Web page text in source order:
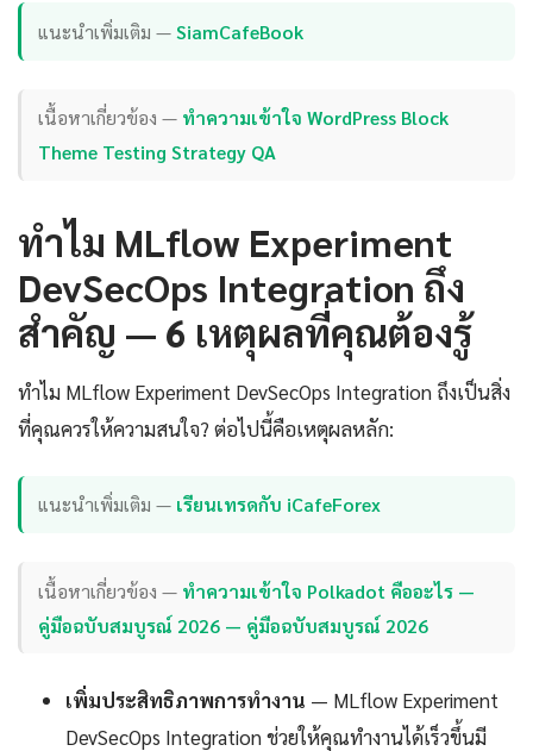
แนะนำเพิ่มเติม —SiamCafeBook
เนื้อหาเกี่ยวข้อง — ทำความเข้าใจ WordPress Block
Theme Testing Strategy QA
ทำไม MLflow Experiment
DevSecOps Integration ถึง
สำคัญ — 6 เหตุผลที่คุณต้องรู้
ทำไม MLflow Experiment DevSecOps Integration ถึงเป็นสิ่ง
ที่คุณควรให้ความสนใจ? ต่อไปนี้คือเหตุผลหลัก:
แนะนำเพิ่มเติม — เรียนเทรดกับ iCafeForex
เนื้อหาเกี่ยวข้อง — ทำความเข้าใจ Polkadot คืออะไร —
คู่มือฉบับสมบูรณ์ 2026 — คู่มือฉบับสมบูรณ์ 2026
เพิ่มประสิทธิภาพการทำงาน — MLflow Experiment
DevSecOps Integration ช่วยให้คุณทำงานได้เร็วขึ้นมี